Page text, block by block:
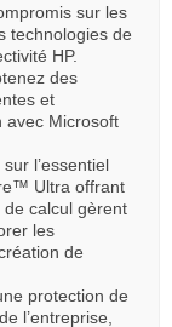
sur les
technologies de
HP.
des
et
avec Microsoft
l’essentiel
Ultra offrant
de calcul gèrent
les
de
protection de
l’entreprise,